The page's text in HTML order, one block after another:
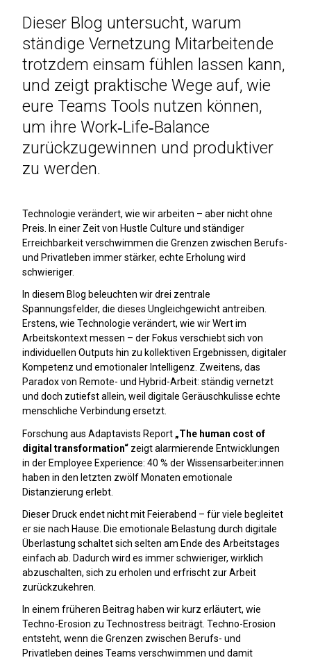
Dieser Blog untersucht, warum
ständige Vernetzung Mitarbeitende
trotzdem einsam fühlen lassen kann,
und zeigt praktische Wege auf, wie
eure Teams Tools nutzen können,
um ihre Work‑Life‑Balance
zurückzugewinnen und produktiver
zu werden.
Technologie verändert, wie wir arbeiten – aber nicht ohne
Preis. In einer Zeit von Hustle Culture und ständiger
Erreichbarkeit verschwimmen die Grenzen zwischen Berufs-
und Privatleben immer stärker, echte Erholung wird
schwieriger.
In diesem Blog beleuchten wir drei zentrale
Spannungsfelder, die dieses Ungleichgewicht antreiben.
Erstens, wie Technologie verändert, wie wir Wert im
Arbeitskontext messen – der Fokus verschiebt sich von
individuellen Outputs hin zu kollektiven Ergebnissen, digitaler
Kompetenz und emotionaler Intelligenz. Zweitens, das
Paradox von Remote- und Hybrid-Arbeit: ständig vernetzt
und doch zutiefst allein, weil digitale Geräuschkulisse echte
menschliche Verbindung ersetzt.
Forschung aus Adaptavists Report „The human cost of
digital transformation“ zeigt alarmierende Entwicklungen
in der Employee Experience: 40 % der Wissensarbeiter:innen
haben in den letzten zwölf Monaten emotionale
Distanzierung erlebt.
Dieser Druck endet nicht mit Feierabend – für viele begleitet
er sie nach Hause. Die emotionale Belastung durch digitale
Überlastung schaltet sich selten am Ende des Arbeitstages
einfach ab. Dadurch wird es immer schwieriger, wirklich
abzuschalten, sich zu erholen und erfrischt zur Arbeit
zurückzukehren.
In einem früheren Beitrag haben wir kurz erläutert, wie
Techno-Erosion zu Technostress beiträgt. Techno-Erosion
entsteht, wenn die Grenzen zwischen Berufs- und
Privatleben deines Teams verschwimmen und damit